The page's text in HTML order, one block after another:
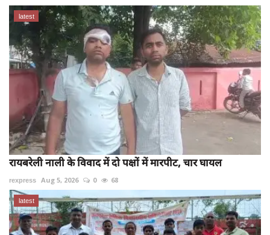
latest
रायबरेली नाली के विवाद में दो पक्षों में मारपीट, चार घायल
rexpress Aug 5, 2026 0 68
latest